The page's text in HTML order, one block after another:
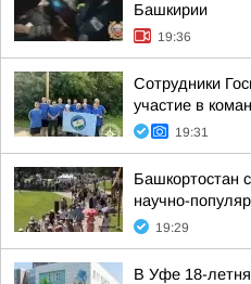
Башкирии
19:36
Сотрудники
участие в
19:31
Башкортостан
научно-
19:29
В Уфе 18-